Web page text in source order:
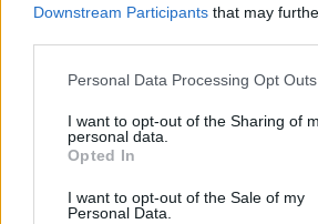
Downstream Participants that may
Personal Data Processing Opt Outs
I want to opt-out of the Sharing of
personal data.
Opted In
I want to opt-out of the Sale of my
Personal Data.
Brenzone sul Garda
Bussolengo (561)
Buttapietra (117)
Caldiero (169)
Casaleone (103)